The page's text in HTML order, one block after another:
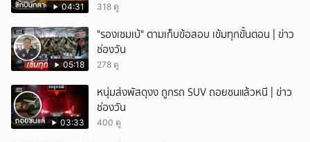
04:31 318 ดู
05:18
"รองเซมเบ้" ตามเก็บข้อสอบ เข้มทุกขั้นตอน | ข่าว
ช่องวัน
278 ดู
03:33
หนุ่มส่งพัสดุงง ถูกรถ SUV ถอยชนแล้วหนี | ข่าว
ช่องวัน
400 ดู